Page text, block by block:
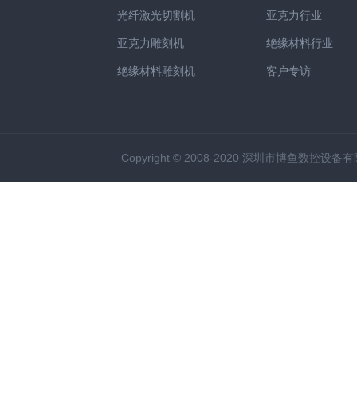
光纤激光切割机
亚克力雕刻机
绝缘材料雕刻机
亚克力行业
绝缘材料行业
客户专访
Copyright © 2008-2020 深圳市博鱼数控设备有